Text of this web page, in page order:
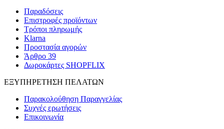
Παραδόσεις
Επιστροφές προϊόντων
Τρόποι πληρωμής
Klarna
Προστασία αγορών
Άρθρο 39
Δωροκάρτες SHOPFLIX
ΕΞΥΠΗΡΕΤΗΣΗ ΠΕΛΑΤΩΝ
Παρακολούθηση Παραγγελίας
Συχνές ερωτήσεις
Επικοινωνία